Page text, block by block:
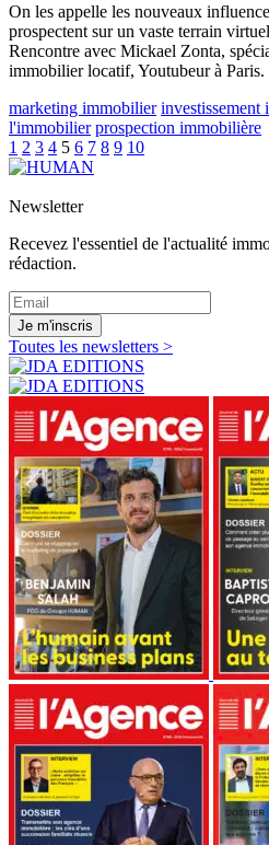
On les appelle les nouveaux
prospectent sur un vaste terrain
Rencontre avec Mickael Zonta,
immobilier locatif, Youtubeur à Paris.
marketing immobilier investissement
l'immobilier prospection immobilière
1 2 3 4 5 6 7 8 9 10
Newsletter
Recevez l'essentiel de l'actualité
rédaction.
Je m'inscris
Toutes les newsletters >